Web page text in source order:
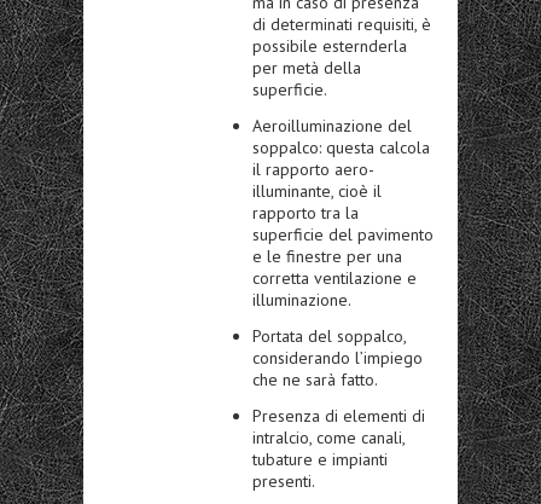
di determinati requisiti, è
possibile esternderla
per metà della
superficie.
Aeroilluminazione del
soppalco: questa calcola
il rapporto aero-
illuminante, cioè il
rapporto tra la
superficie del pavimento
e le finestre per una
corretta ventilazione e
illuminazione.
Portata del soppalco,
considerando l’impiego
che ne sarà fatto.
Presenza di elementi di
intralcio, come canali,
tubature e impianti
presenti.